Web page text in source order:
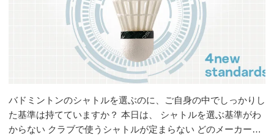
バドミントンのシャトルを選ぶのに、ご自身の中でしっかりし
た基準は持てていますか？ 本日は、 シャトルを選ぶ基準がわ
からない クラブで使うシャトルが定まらない どのメーカー…